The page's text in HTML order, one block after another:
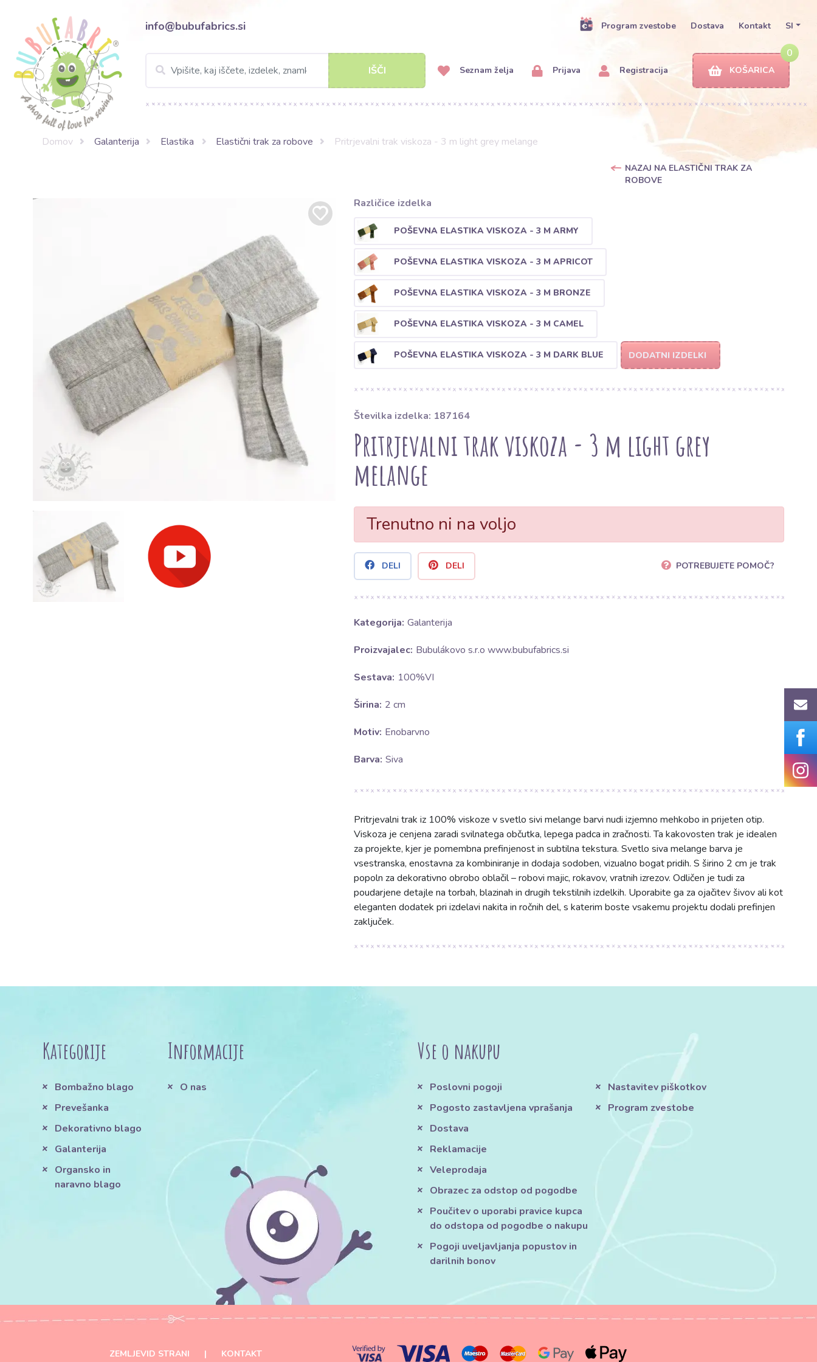
info@bubufabrics.si Program zvestobe Dostava Kontakt SI
IŠČI Seznam želja Prijava Registracija
0
KOŠARICA
Domov Galanterija Elastika Elastični trak za robove Pritrjevalni trak viskoza - 3 m light grey melange
NAZAJ NA ELASTIČNI TRAK ZA
ROBOVE
Različice izdelka
POŠEVNA ELASTIKA VISKOZA - 3 M ARMY
POŠEVNA ELASTIKA VISKOZA - 3 M APRICOT
POŠEVNA ELASTIKA VISKOZA - 3 M BRONZE
POŠEVNA ELASTIKA VISKOZA - 3 M CAMEL
POŠEVNA ELASTIKA VISKOZA - 3 M DARK BLUE DODATNI IZDELKI
Številka izdelka: 187164
Pritrjevalni trak viskoza - 3 m light grey
melange
Trenutno ni na voljo
DELI DELI POTREBUJETE POMOČ?
Kategorija: Galanterija
Proizvajalec: Bubulákovo s.r.o www.bubufabrics.si
Sestava: 100%VI
Širina: 2 cm
Motiv: Enobarvno
Barva: Siva
Pritrjevalni trak iz 100% viskoze v svetlo sivi melange barvi nudi izjemno mehkobo in prijeten otip.
Viskoza je cenjena zaradi svilnatega občutka, lepega padca in zračnosti. Ta kakovosten trak je idealen
za projekte, kjer je pomembna prefinjenost in subtilna tekstura. Svetlo siva melange barva je
vsestranska, enostavna za kombiniranje in dodaja sodoben, vizualno bogat pridih. S širino 2 cm je trak
popoln za dekorativno obrobo oblačil – robovi majic, rokavov, vratnih izrezov. Odličen je tudi za
poudarjene detajle na torbah, blazinah in drugih tekstilnih izdelkih. Uporabite ga za ojačitev šivov ali kot
eleganten dodatek pri izdelavi nakita in ročnih del, s katerim boste vsakemu projektu dodali prefinjen
zaključek.
Kategorije
Bombažno blago
Prevešanka
Dekorativno blago
Galanterija
Organsko in
naravno blago
Informacije
O nas
Vse o nakupu
Poslovni pogoji
Pogosto zastavljena vprašanja
Dostava
Reklamacije
Veleprodaja
Obrazec za odstop od pogodbe
Poučitev o uporabi pravice kupca
do odstopa od pogodbe o nakupu
Pogoji uveljavljanja popustov in
darilnih bonov
Nastavitev piškotkov
Program zvestobe
ZEMLJEVID STRANI | KONTAKT